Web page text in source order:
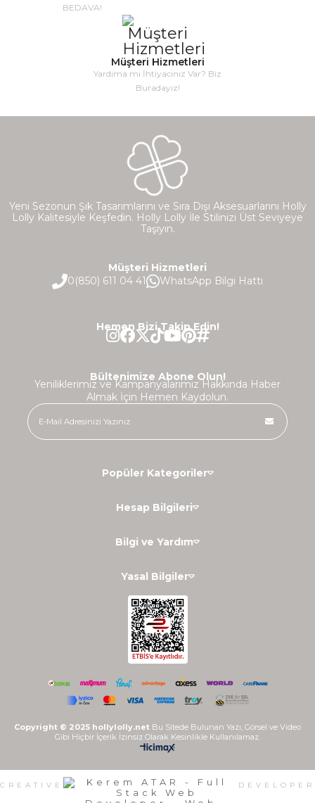
BEDAVA!
Müşteri Hizmetleri
Yardıma mı İhtiyacınız Var? Biz
Buradayız!
Yeni Sezonun Şık Tasarımlarını ve Sıra Dışı Aksesuarlarını Holly
Lolly Kalitesiyle Keşfedin. Holly Lolly İle Stilinizi Üst Seviyeye
Taşıyın.
Müşteri Hizmetleri
0(850) 611 04 41
WhatsApp Bilgi Hattı
Hemen Bizi Takip Edin!
Bültenimize Abone Olun!
Yeniliklerimiz ve Kampanyalarımız Hakkında Haber
Almak İçin Hemen Kaydolun.
Popüler Kategoriler
Hesap Bilgileri
Bilgi ve Yardım
Yasal Bilgiler
Copyright © 2025 hollylolly.net Bu Sitede Bulunan Yazı, Görsel ve Video
Gibi Hiçbir İçerik İzinsiz Olarak Kesinlikle Kullanılamaz.
CREATIVE DEVELOPER